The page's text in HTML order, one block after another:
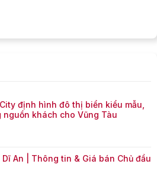
định hình đô thị biển kiểu mẫu,
nguồn khách cho Vũng Tàu
Dĩ An | Thông tin & Giá bán Chủ đầu